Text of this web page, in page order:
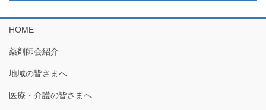
HOME
薬剤師会紹介
地域の皆さまへ
医療・介護の皆さまへ